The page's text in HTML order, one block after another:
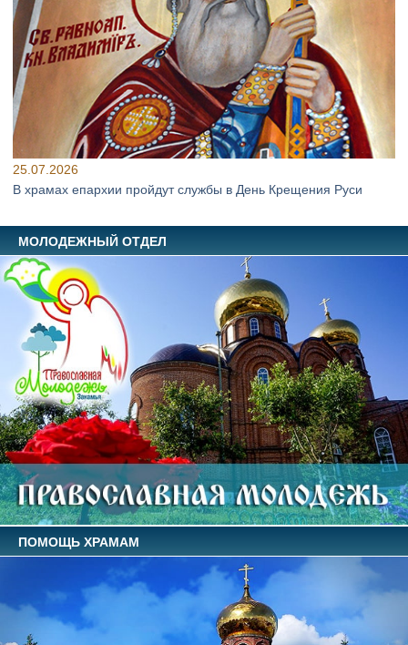
25.07.2026
В храмах епархии пройдут службы в День Крещения Руси
МОЛОДЕЖНЫЙ ОТДЕЛ
ПОМОЩЬ ХРАМАМ